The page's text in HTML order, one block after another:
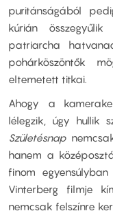
puritánságából
kúrián
patriarcha
pohárköszöntők
eltemetett titkai.
Ahogy a
lélegzik, úgy hullik
Születésnap
hanem a
finom
Vinterberg filmje
nemcsak felszínre